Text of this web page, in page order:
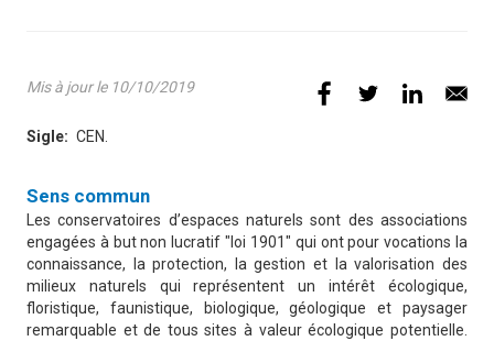
Mis à jour le 10/10/2019
Sigle
CEN.
Sens commun
Les conservatoires d’espaces naturels sont des associations
engagées à but non lucratif "loi 1901" qui ont pour vocations la
connaissance, la protection, la gestion et la valorisation des
milieux naturels qui représentent un intérêt écologique,
floristique, faunistique, biologique, géologique et paysager
remarquable et de tous sites à valeur écologique potentielle.